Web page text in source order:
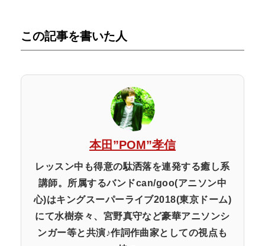
この記事を書いた人
本田”POM”孝信
レッスン中も得意の駄洒落を連発する癒し系
講師。所属するバンドcan/goo(アニソン中
心)はキングスーパーライブ2018(東京ドーム)
にて水樹奈々、宮野真守など豪華アニソンシ
ンガー等と共演♪作詞作曲家としての視点も